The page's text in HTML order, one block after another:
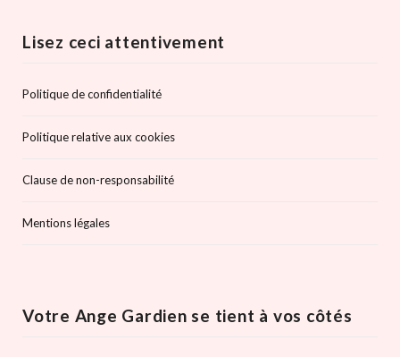
Lisez ceci attentivement
Politique de confidentialité
Politique relative aux cookies
Clause de non-responsabilité
Mentions légales
Votre Ange Gardien se tient à vos côtés